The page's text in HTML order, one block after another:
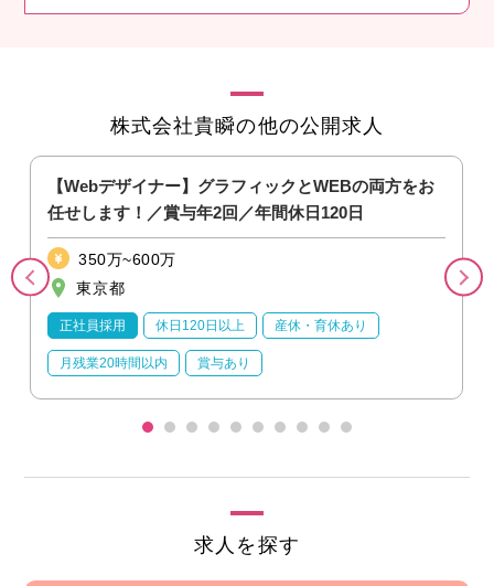
株式会社貴瞬の他の公開求人
【Webデザイナー】グラフィックとWEBの両方をお
任せします！／賞与年2回／年間休日120日
350万~600万
東京都
正社員採用 休日120日以上 産休・育休あり
月残業20時間以内 賞与あり
求人を探す